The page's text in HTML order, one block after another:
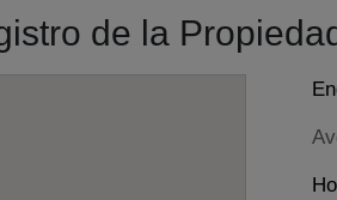
de la